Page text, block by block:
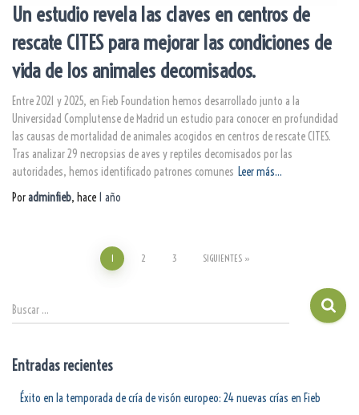
Un estudio revela las claves en centros de
rescate CITES para mejorar las condiciones de
vida de los animales decomisados.
Entre 2021 y 2025, en Fieb Foundation hemos desarrollado junto a la
Universidad Complutense de Madrid un estudio para conocer en profundidad
las causas de mortalidad de animales acogidos en centros de rescate CITES.
Tras analizar 29 necropsias de aves y reptiles decomisados por las
autoridades, hemos identificado patrones comunes Leer más…
Poradminfieb, hace 1 año
1 2 3 SIGUIENTES
Buscar …
Entradas recientes
Éxito en la temporada de cría de visón europeo: 24 nuevas crías en Fieb